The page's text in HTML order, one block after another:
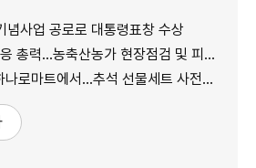
념사업 공로로 대통령표창 수상
...농축산농가 현장점검 및 피해 예방 강화
마트에서…추석 선물세트 사전예약 실시